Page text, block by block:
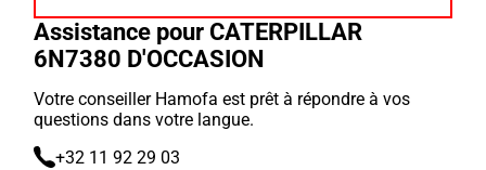
Assistance pour CATERPILLAR
6N7380 D'OCCASION
Votre conseiller Hamofa est prêt à répondre à vos
questions dans votre langue.
+32 11 92 29 03